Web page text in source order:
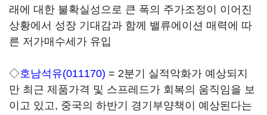
래에 대한 불확실성으로 큰 폭의 주가조정이 이어진
상황에서 성장 기대감과 함께 밸류에이션 매력에 따
른 저가매수세가 유입
◇호남석유(011170) = 2분기 실적악화가 예상되지
만 최근 제품가격 및 스프레드가 회복의 움직임을 보
이고 있고, 중국의 하반기 경기부양책이 예상된다는